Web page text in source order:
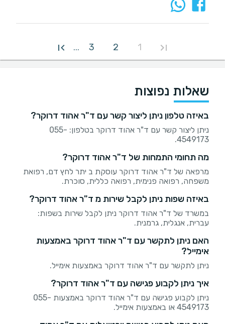
1
2
3
...
שאלות נפוצות
באיזה טלפון ניתן ליצור קשר עם ד"ר אהוד דרוקר?
ניתן ליצור קשר עם ד"ר אהוד דרוקר בטלפון: 055-
4549173.
מה תחומי התמחות של ד"ר אהוד דרוקר?
מרפאה של ד"ר אהוד דרוקר עוסקת ב יתר לחץ דם, רפואת
משפחה, רפואה פנימית, רפואה כללית, סוכרת.
באיזה שפות ניתן לקבל שירות מ ד"ר אהוד דרוקר?
במשרד של ד"ר אהוד דרוקר ניתן לקבל שירות בשפות:
עברית, אנגלית, גרמנית.
האם ניתן לתקשר עם ד"ר אהוד דרוקר באמצעות
אימייל?
ניתן לתקשר עם ד"ר אהוד דרוקר באמצעות אימייל.
איך ניתן לקבוע פגישה עם ד"ר אהוד דרוקר?
ניתן לקבוע פגישה עם ד"ר אהוד דרוקר באמצעות 055-
4549173 או באמצעות אימייל.